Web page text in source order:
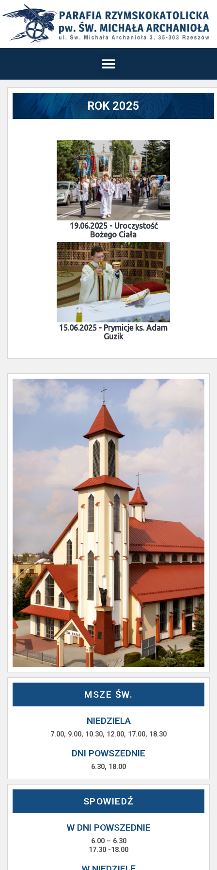
MSZE ŚW.
NIEDZIELA
7.00, 9.00, 10.30, 12.00, 17.00, 18.30
DNI POWSZEDNIE
6.30, 18.00
SPOWIEDŹ
W DNI POWSZEDNIE
6.00 – 6.30
17.30 -18.00
ROK 2025
19.06.2025 - Uroczystość
Bożego Ciała
15.06.2025 - Prymicje ks. Adam
Guzik